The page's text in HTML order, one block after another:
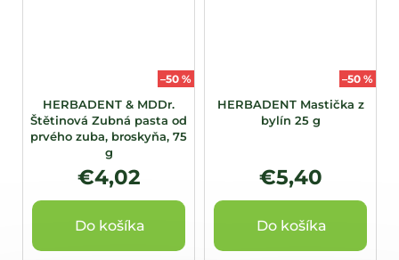
–50 %
HERBADENT & MDDr.
Štětinová Zubná pasta od
prvého zuba, broskyňa, 75
g
€4,02
Do košíka
–50 %
HERBADENT Mastička z
bylín 25 g
€5,40
Do košíka